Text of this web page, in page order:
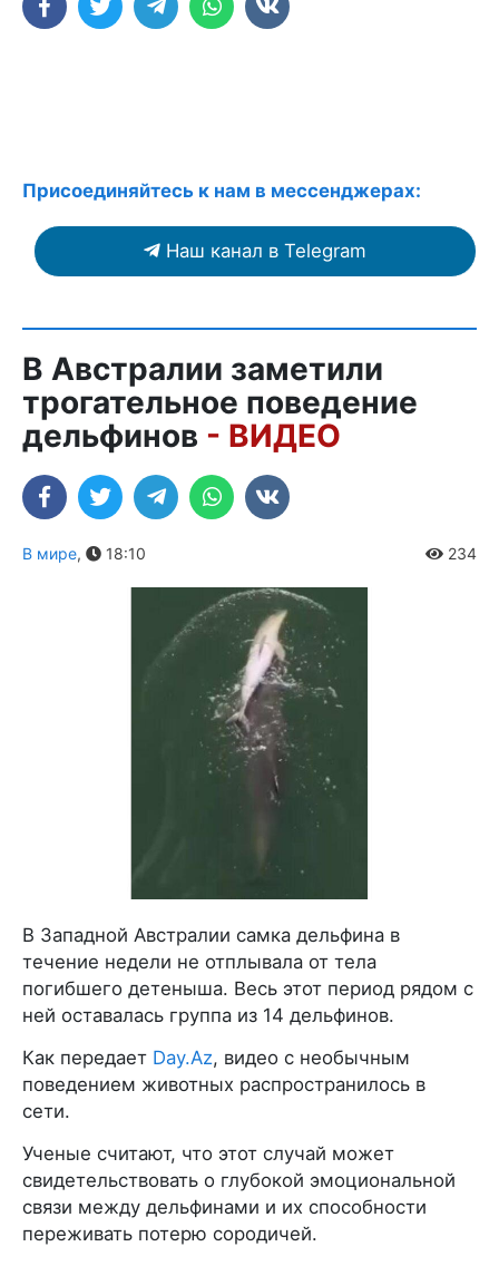
Присоединяйтесь к нам в мессенджерах:
Наш канал в Telegram
В Австралии заметили
трогательное поведение
дельфинов - ВИДЕО
В мире, 18:10 234
В Западной Австралии самка дельфина в
течение недели не отплывала от тела
погибшего детеныша. Весь этот период рядом с
ней оставалась группа из 14 дельфинов.
Как передает Day.Az, видео с необычным
поведением животных распространилось в
сети.
Ученые считают, что этот случай может
свидетельствовать о глубокой эмоциональной
связи между дельфинами и их способности
переживать потерю сородичей.